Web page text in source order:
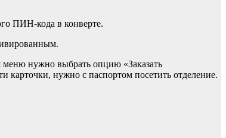
ПИН-кода в конверте.
нужно выбрать опцию «Заказать
карточки, нужно с паспортом посетить отделение.